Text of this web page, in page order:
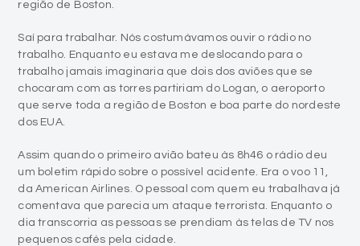
região de Boston.
Saí para trabalhar. Nós costumávamos ouvir o rádio no
trabalho. Enquanto eu estava me deslocando para o
trabalho jamais imaginaria que dois dos aviões que se
chocaram com as torres partiriam do Logan, o aeroporto
que serve toda a região de Boston e boa parte do nordeste
dos EUA.
Assim quando o primeiro avião bateu às 8h46 o rádio deu
um boletim rápido sobre o possível acidente. Era o voo 11,
da American Airlines. O pessoal com quem eu trabalhava já
comentava que parecia um ataque terrorista. Enquanto o
dia transcorria as pessoas se prendiam às telas de TV nos
pequenos cafés pela cidade.